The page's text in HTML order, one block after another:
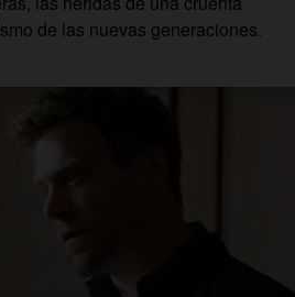
de las nuevas generaciones.